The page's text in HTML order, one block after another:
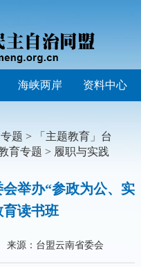
海峡两岸 资料中心
专题 >
「主题教育」台
育专题 > 履职与实践
会举办“参政为公、实
育读书班
来源：台盟云南省委会